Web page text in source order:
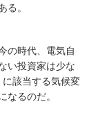
る。
の時代、電気自
い投資家は少な
に該当する気候変
なるのだ。